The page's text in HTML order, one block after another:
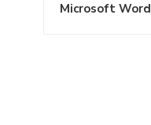
Microsoft Word